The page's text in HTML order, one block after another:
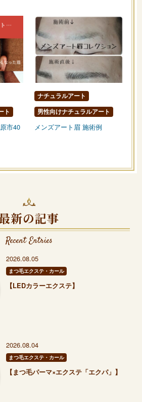
ト
市40
ナチュラルアート
男性向けナチュラルアート
メンズアート眉 施術例
新の記事
Recent Entries
2026.08.05
まつ毛エクステ・カール
【LEDカラーエクステ】
2026.08.04
まつ毛エクステ・カール
【まつ毛パーマ×エクステ「エクパ」】